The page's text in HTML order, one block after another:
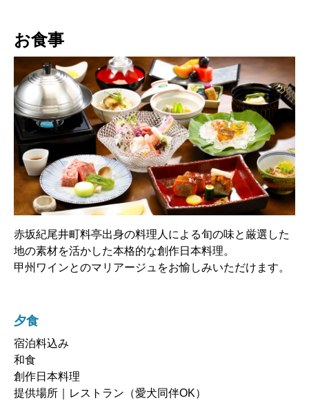
お食事
赤坂紀尾井町料亭出身の料理人による旬の味と厳選した
地の素材を活かした本格的な創作日本料理。
甲州ワインとのマリアージュをお愉しみいただけます。
夕食
宿泊料込み
和食
創作日本料理
提供場所｜レストラン（愛犬同伴OK）